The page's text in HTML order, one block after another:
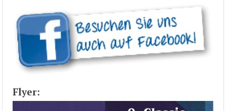
Flyer: